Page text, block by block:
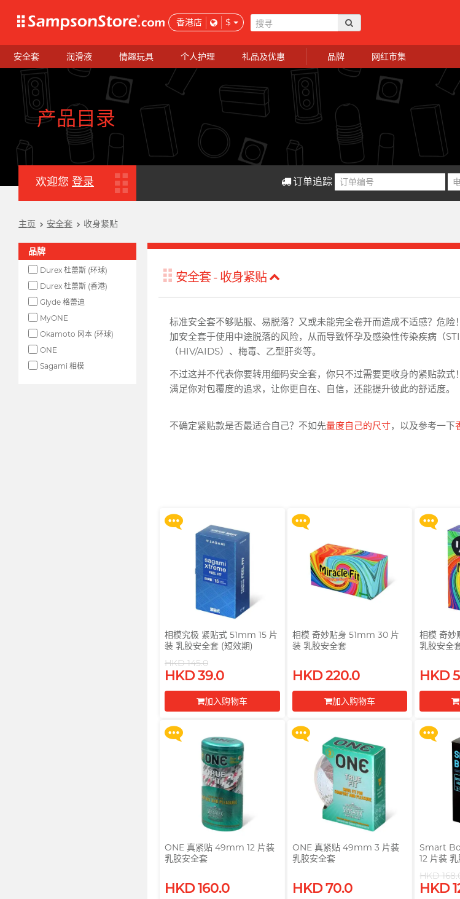
香港店 $
安全套 润滑液 情趣玩具 个人护理 礼品及优惠 品牌 网红市集
产品目录
欢迎您 登录 订单追踪
主页 安全套 收身紧贴
品牌
Durex 杜蕾斯 (环球)
Durex 杜蕾斯 (香港)
Glyde 格蕾迪
MyONE
Okamoto 冈本 (环球)
ONE
Sagami 相模
安全套 - 收身紧贴
标准安全套不够贴服、易脱落？又或未能完全卷开而造成不适感？危险
加安全套于使用中途脱落的风险，从而导致怀孕及感染性传染疾病（
（HIV/AIDS）、梅毒、乙型肝炎等。
不过这并不代表你要转用细码安全套，你只不过需要更收身的紧贴款
满足你对包覆度的追求，让你更自在、自信，还能提升彼此的舒适度。
不确定紧贴款是否最适合自己？不如先量度自己的尺寸，以及参考一下
相模究极 紧贴式 51mm 15 片
装 乳胶安全套 (短效期)
HKD 145.0
HKD 39.0
加入购物车
相模 奇妙贴身 51mm 30 片
装 乳胶安全套
HKD 220.0
加入购物车
相模 奇妙
乳胶安全
HKD
买满 $200 即可以优惠价 $129
换购 Gillette 吉列 Labs 极光系
列剃须刀连底座 (刀架 1 件 + 刀
更多优惠
ONE 真紧贴 49mm 12 片装
乳胶安全套
HKD 160.0
买满 $200 即可以优惠价 $129
列剃须刀连底座 (刀架 1 件 + 刀
更多优惠
ONE 真紧贴 49mm 3 片装
乳胶安全套
HKD 70.0
买满 $200
列剃须刀
更多优惠
Smart
12 片装
HKD
HKD
买满 $200 即可以优惠价 $129
列剃须刀连底座 (刀架 1 件 + 刀
买满 $200 即可以优惠价 $129
列剃须刀连底座 (刀架 1 件 + 刀
买满 $200
换购
列剃须刀